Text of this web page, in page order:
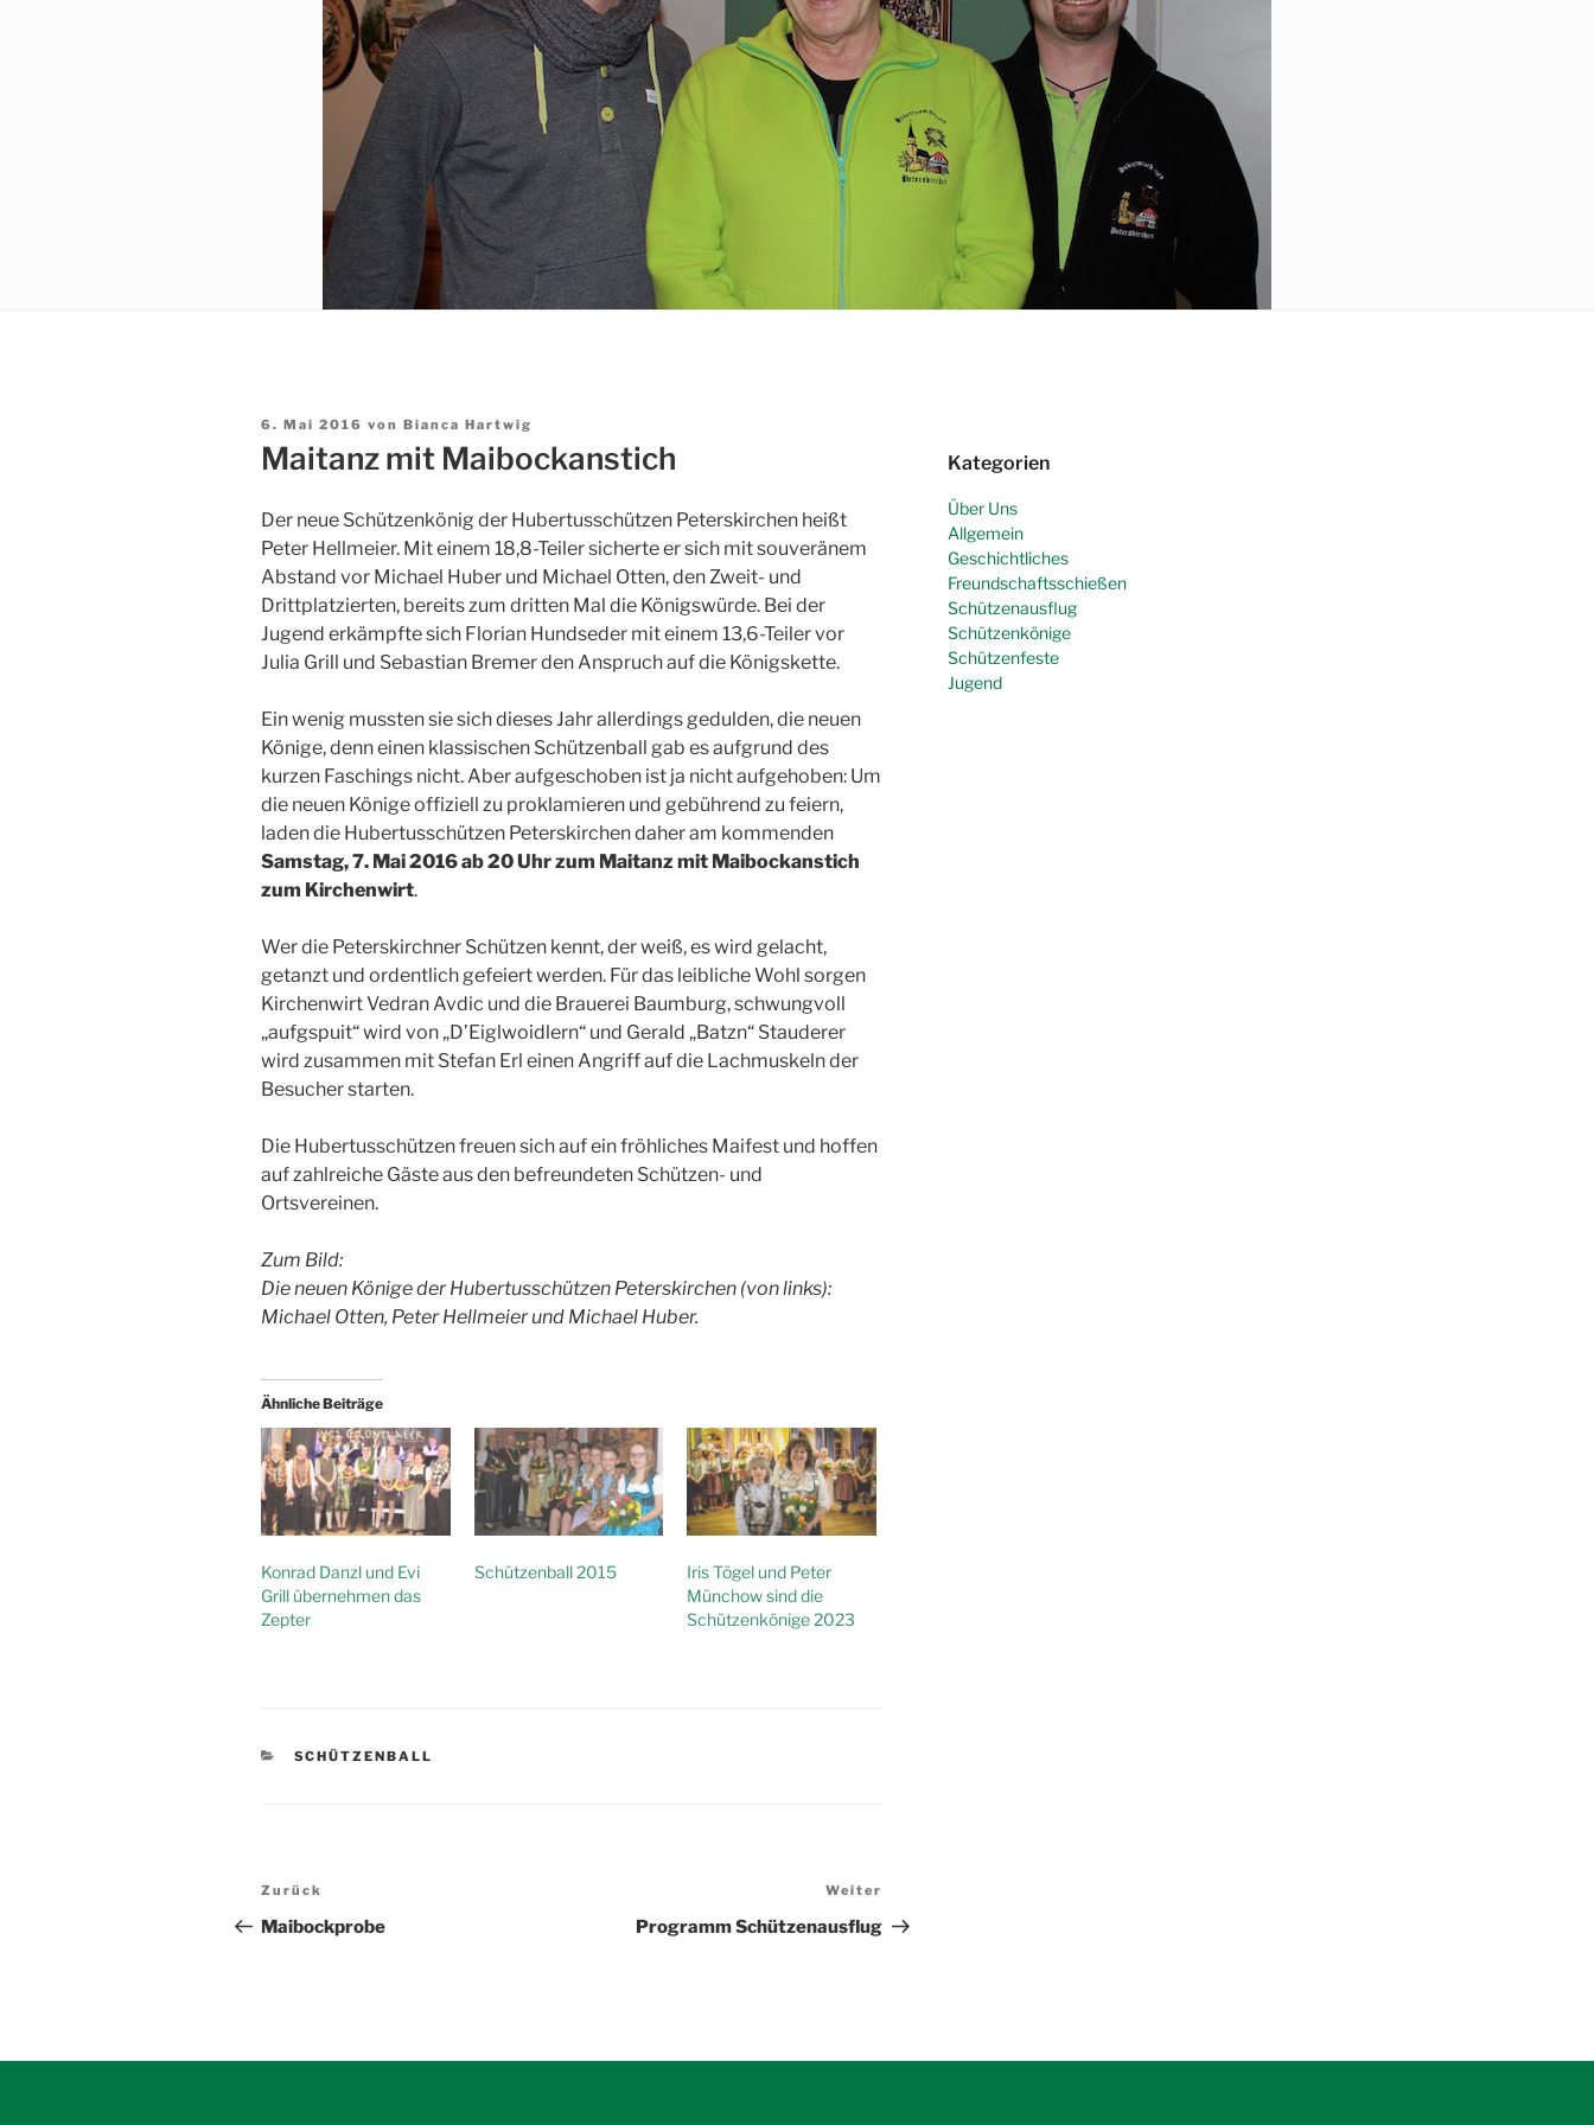
Veröffentlicht
am
6. Mai 2016 von Bianca Hartwig
Maitanz mit Maibockanstich
Der neue Schützenkönig der Hubertusschützen Peterskirchen heißt
Peter Hellmeier. Mit einem 18,8-Teiler sicherte er sich mit souveränem
Abstand vor Michael Huber und Michael Otten, den Zweit- und
Drittplatzierten, bereits zum dritten Mal die Königswürde. Bei der
Jugend erkämpfte sich Florian Hundseder mit einem 13,6-Teiler vor
Julia Grill und Sebastian Bremer den Anspruch auf die Königskette.
Ein wenig mussten sie sich dieses Jahr allerdings gedulden, die neuen
Könige, denn einen klassischen Schützenball gab es aufgrund des
kurzen Faschings nicht. Aber aufgeschoben ist ja nicht aufgehoben: Um
die neuen Könige offiziell zu proklamieren und gebührend zu feiern,
laden die Hubertusschützen Peterskirchen daher am kommenden
Samstag, 7. Mai 2016 ab 20 Uhr zum Maitanz mit Maibockanstich
zum Kirchenwirt.
Wer die Peterskirchner Schützen kennt, der weiß, es wird gelacht,
getanzt und ordentlich gefeiert werden. Für das leibliche Wohl sorgen
Kirchenwirt Vedran Avdic und die Brauerei Baumburg, schwungvoll
„aufgspuit“ wird von „D’Eiglwoidlern“ und Gerald „Batzn“ Stauderer
wird zusammen mit Stefan Erl einen Angriff auf die Lachmuskeln der
Besucher starten.
Die Hubertusschützen freuen sich auf ein fröhliches Maifest und hoffen
auf zahlreiche Gäste aus den befreundeten Schützen- und
Ortsvereinen.
Zum Bild:
Die neuen Könige der Hubertusschützen Peterskirchen (von links):
Michael Otten, Peter Hellmeier und Michael Huber.
Ähnliche Beiträge
Konrad Danzl und Evi
Grill übernehmen das
Zepter
Schützenball 2015
Iris Tögel und Peter
Münchow sind die
Schützenkönige 2023
KATEGORIEN
SCHÜTZENBALL
Vorheriger
Beitrag
Zurück
Maibockprobe
Beitrag
Weiter
Programm Schützenausflug
Kategorien
Über Uns
Allgemein
Geschichtliches
Freundschaftsschießen
Schützenausflug
Schützenkönige
Schützenfeste
Jugend